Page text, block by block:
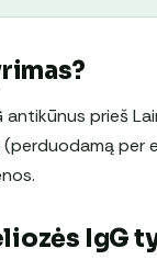
antikūnus prieš
per
IgG